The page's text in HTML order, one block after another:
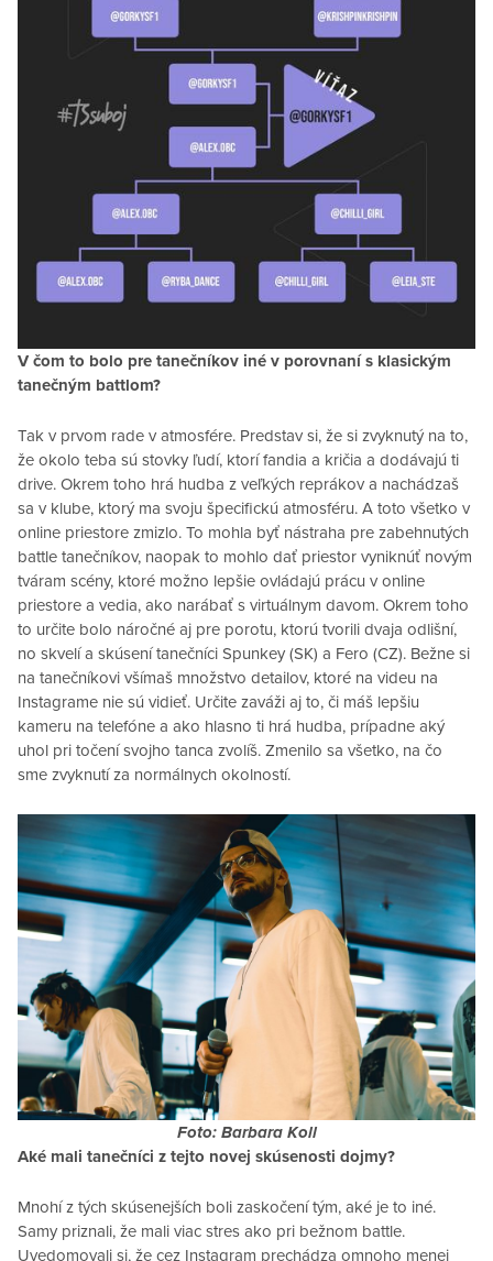
V čom to bolo pre tanečníkov iné v porovnaní s klasickým
tanečným battlom?
Tak v prvom rade v atmosfére. Predstav si, že si zvyknutý na to,
že okolo teba sú stovky ľudí, ktorí fandia a kričia a dodávajú ti
drive. Okrem toho hrá hudba z veľkých reprákov a nachádzaš
sa v klube, ktorý ma svoju špecifickú atmosféru. A toto všetko v
online priestore zmizlo. To mohla byť nástraha pre zabehnutých
battle tanečníkov, naopak to mohlo dať priestor vyniknúť novým
tváram scény, ktoré možno lepšie ovládajú prácu v online
priestore a vedia, ako narábať s virtuálnym davom. Okrem toho
to určite bolo náročné aj pre porotu, ktorú tvorili dvaja odlišní,
no skvelí a skúsení tanečníci Spunkey (SK) a Fero (CZ). Bežne si
na tanečníkovi všímaš množstvo detailov, ktoré na videu na
Instagrame nie sú vidieť. Určite zaváži aj to, či máš lepšiu
kameru na telefóne a ako hlasno ti hrá hudba, prípadne aký
uhol pri točení svojho tanca zvolíš. Zmenilo sa všetko, na čo
sme zvyknutí za normálnych okolností.
Foto: Barbara Koll
Aké mali tanečníci z tejto novej skúsenosti dojmy?
Mnohí z tých skúsenejších boli zaskočení tým, aké je to iné.
Samy priznali, že mali viac stres ako pri bežnom battle.
Uvedomovali si, že cez Instagram prechádza omnoho menej